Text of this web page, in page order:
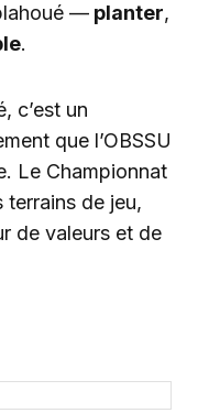
— planter,
.
c’est un
que l’OBSSU
Le Championnat
terrains de jeu,
de valeurs et de